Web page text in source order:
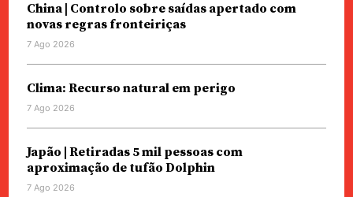
China | Controlo sobre saídas apertado com
novas regras fronteiriças
7 Ago 2026
Clima: Recurso natural em perigo
7 Ago 2026
Japão | Retiradas 5 mil pessoas com
aproximação de tufão Dolphin
7 Ago 2026